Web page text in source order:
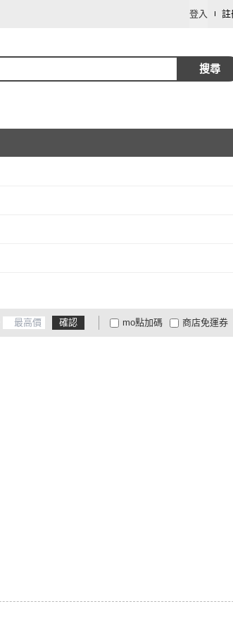
登入 註
搜尋
確認 mo點加碼
大家電安心配
大家電
商店免運券